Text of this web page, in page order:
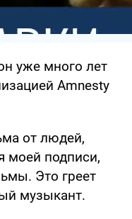
уже много лет
Amnesty
от людей,
моей подписи,
Это греет
музыкант.